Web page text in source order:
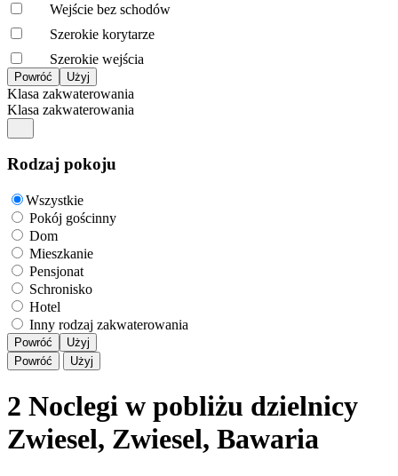
Wejście bez schodów
Szerokie korytarze
Szerokie wejścia
Klasa zakwaterowania
Klasa zakwaterowania
Rodzaj pokoju
Wszystkie
Pokój gościnny
Dom
Mieszkanie
Pensjonat
Schronisko
Hotel
Inny rodzaj zakwaterowania
Powróć
Użyj
Powróć
Użyj
2 Noclegi w pobliżu dzielnicy
Zwiesel, Zwiesel, Bawaria